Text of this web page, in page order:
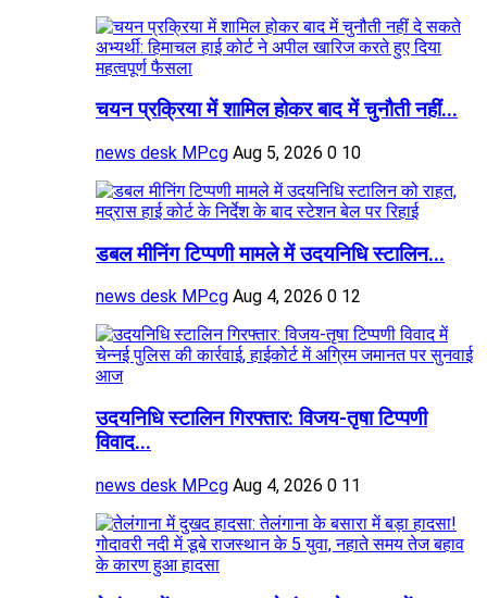
चयन प्रक्रिया में शामिल होकर बाद में चुनौती नहीं...
news desk MPcg Aug 5, 2026 0 10
डबल मीनिंग टिप्पणी मामले में उदयनिधि स्टालिन...
news desk MPcg Aug 4, 2026 0 12
उदयनिधि स्टालिन गिरफ्तार: विजय-तृषा टिप्पणी
विवाद...
news desk MPcg Aug 4, 2026 0 11